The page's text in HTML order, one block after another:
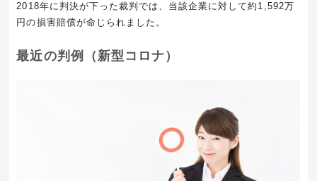
2018年に判決が下った裁判では、当該企業に対して約1,592万
円の損害賠償が命じられました。
最近の判例（新型コロナ）